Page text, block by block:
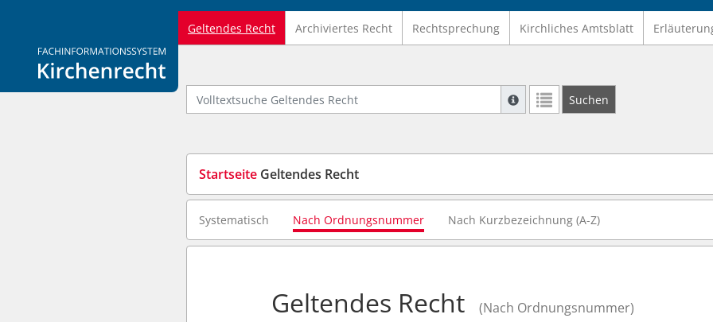
Logo Fachinformationssystem Kirchenrecht
Geltendes Recht Archiviertes Recht Rechtsprechung Kirchliches Amtsblatt
Volltextsuche Geltendes Recht
Suche mit Platzhalter "*", Bsp.
Weitere Suchoperatoren finden Sie in
Suchen
Startseite Geltendes Recht
Systematisch Nach Ordnungsnummer Nach Kurzbezeichnung (A-Z)
Geltendes Recht (Nach Ordnungsnummer)